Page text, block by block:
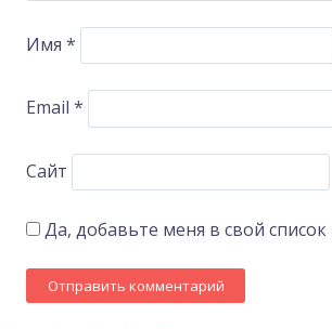
Имя *
Email *
Сайт
Да, добавьте меня в свой список